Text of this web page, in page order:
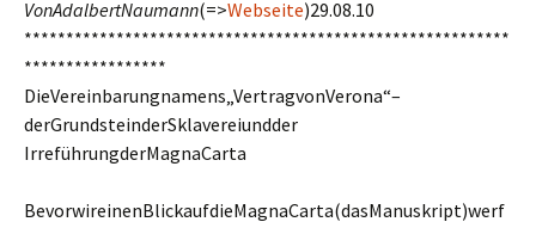
VonAdalbertNaumann(=>Webseite)29.08.10
**********************************************************
*****************
DieVereinbarungnamens„VertragvonVerona“–
derGrundsteinderSklavereiundder
IrreführungderMagnaCarta
BevorwireinenBlickaufdieMagnaCarta(dasManuskript)werf